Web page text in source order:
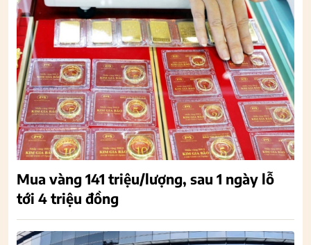
Mua vàng 141 triệu/lượng, sau 1 ngày lỗ
tới 4 triệu đồng